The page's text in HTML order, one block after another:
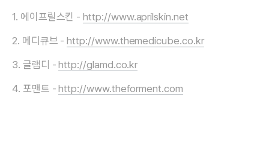
1. 에이프릴스킨 -http://www.aprilskin.net
2. 메디큐브 -http://www.themedicube.co.kr
3. 글램디 -http://glamd.co.kr
4. 포맨트 -http://www.theforment.com